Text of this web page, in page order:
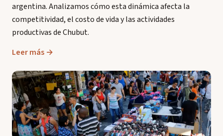
argentina. Analizamos cómo esta dinámica afecta la
competitividad, el costo de vida y las actividades
productivas de Chubut.
Leer más →